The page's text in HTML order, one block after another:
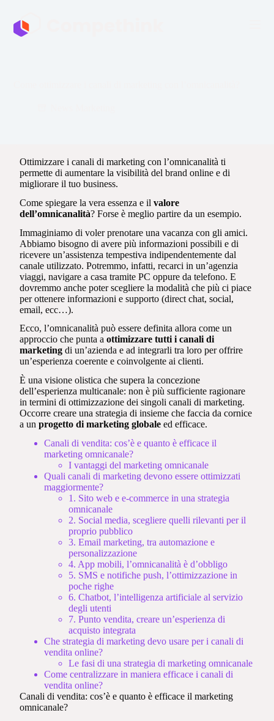
a
l
Ottimizzare i canali di marketing con l’omnicanalità ti
permette di aumentare la visibilità del brand online e di
migliorare il tuo business.
Come spiegare la vera essenza e ilvalore
dell’omnicanalità? Forse è meglio partire da un esempio.
Immaginiamo di voler prenotare una vacanza con gli amici.
Abbiamo bisogno di avere più informazioni possibili e di
ricevere un’assistenza tempestiva indipendentemente dal
canale utilizzato. Potremmo, infatti, recarci in un’agenzia
viaggi, navigare a casa tramite PC oppure da telefono. E
dovremmo anche poter scegliere la modalità che più ci piace
per ottenere informazioni e supporto (direct chat, social,
email, ecc…).
Ecco, l’omnicanalità può essere definita allora come un
approccio che punta aottimizzare tutti i canali di
marketing di un’azienda e ad integrarli tra loro per offrire
un’esperienza coerente e coinvolgente ai clienti.
È una visione olistica che supera la concezione
dell’esperienza multicanale: non è più sufficiente ragionare
in termini di ottimizzazione dei singoli canali di marketing.
Occorre creare una strategia di insieme che faccia da cornice
a unprogetto di marketing globaleed efficace.
Canali di vendita: cos’è e quanto è efficace il
marketing omnicanale?
I vantaggi del marketing omnicanale
Quali canali di marketing devono essere ottimizzati
maggiormente?
1. Sito web e e-commerce in una strategia
omnicanale
2. Social media, scegliere quelli rilevanti per il
proprio pubblico
3. Email marketing, tra automazione e
personalizzazione
4. App mobili, l’omnicanalità è d’obbligo
5. SMS e notifiche push, l’ottimizzazione in
poche righe
6. Chatbot, l’intelligenza artificiale al servizio
degli utenti
7. Punto vendita, creare un’esperienza di
acquisto integrata
Che strategia di marketing devo usare per i canali di
vendita online?
Le fasi di una strategia di marketing omnicanale
Come centralizzare in maniera efficace i canali di
vendita online?
Canali di vendita: cos’è e quanto è efficace il marketing
omnicanale?